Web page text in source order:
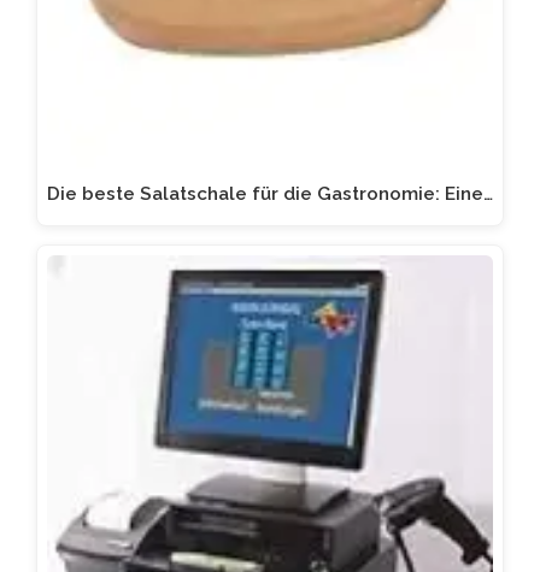
Die beste Salatschale für die Gastronomie: Eine…